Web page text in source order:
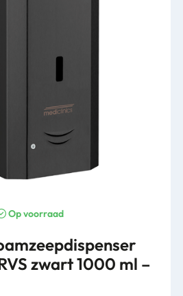
Op voorraad
zwart 1000 ml –